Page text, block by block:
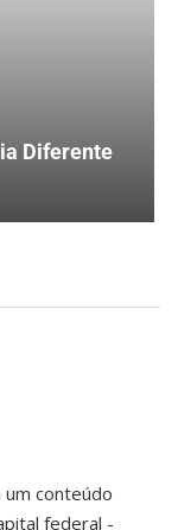
Diferente
conteúdo
federal -